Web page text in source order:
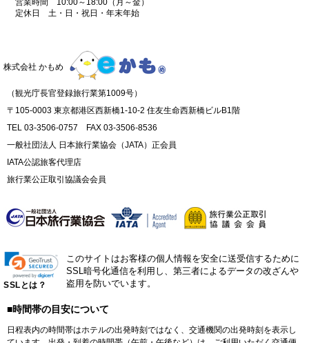
定休日 土・日・祝日・年末年始
株式会社 かもめ
（観光庁長官登録旅行業第1009号）
〒105-0003 東京都港区西新橋1-10-2 住友生命西新橋ビルB1階
TEL 03-3506-0757 FAX 03-3506-8536
一般社団法人 日本旅行業協会（JATA）正会員
IATA公認旅客代理店
旅行業公正取引協議会会員
SSLとは？
このサイトはお客様の個人情報を安全に送受信するために
SSL暗号化通信を利用し、第三者によるデータの改ざんや
盗用を防いでいます。
■時間帯の目安について
日程表内の時間帯はホテルの出発時刻ではなく、交通機関の出発時刻を表示し